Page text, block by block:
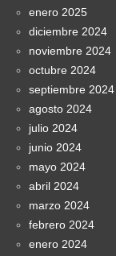
enero 2025
diciembre 2024
noviembre 2024
octubre 2024
septiembre 2024
agosto 2024
julio 2024
junio 2024
mayo 2024
abril 2024
marzo 2024
febrero 2024
enero 2024